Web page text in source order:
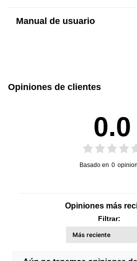
Dimensiones del producto:
Alto
Manual de usuario
Opiniones de clientes
0.0
Basado en 0
Opiniones más
Filtrar: